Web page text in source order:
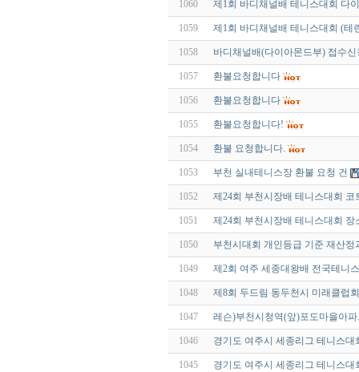
1060 제1회 바디채널배 테니스대회 다
1059 제1회 바디채널배 테니스대회 (테
1058 바디채널배(다이아몬드부) 접수
1057 환불요청합니다
1056 환불요청합니다
1055 환불요청합니다!
1054 환불 요청합니다.
1053 부천 실내테니스장 환불 요청 건
1052 제24회 부천시장배 테니스대회
1051 제24회 부천시장배 테니스대회
1050 부천시대회 개인등급 기준 재산
1049 제2회 여주 세종대왕배 전국테니
1048 제8회 두드림 동두천시 미래클럽
1047 레슨)부천시청역(앞)포도마을아
1046 경기도 여주시 세종리그 테니스
1045 경기도 여주시 세종리그 테니스대